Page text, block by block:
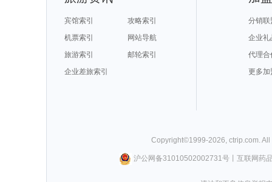
宾馆索引
攻略索引
机票索引
网站导航
旅游索引
邮轮索引
企业差旅索引
分销联
企业礼
代理合
更多加
Copyright©1999-2026 ctrip.com .
沪公网备31010502002731号丨 互联网药